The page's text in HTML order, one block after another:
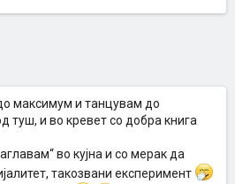
максимум и танцувам до
туш, и во кревет со добра книга
во кујна и со мерак да
такозвани експеримент